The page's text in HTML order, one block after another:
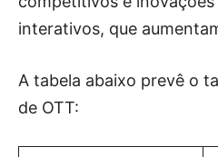
interativos, que
A tabela abaixo prevê o
de OTT: